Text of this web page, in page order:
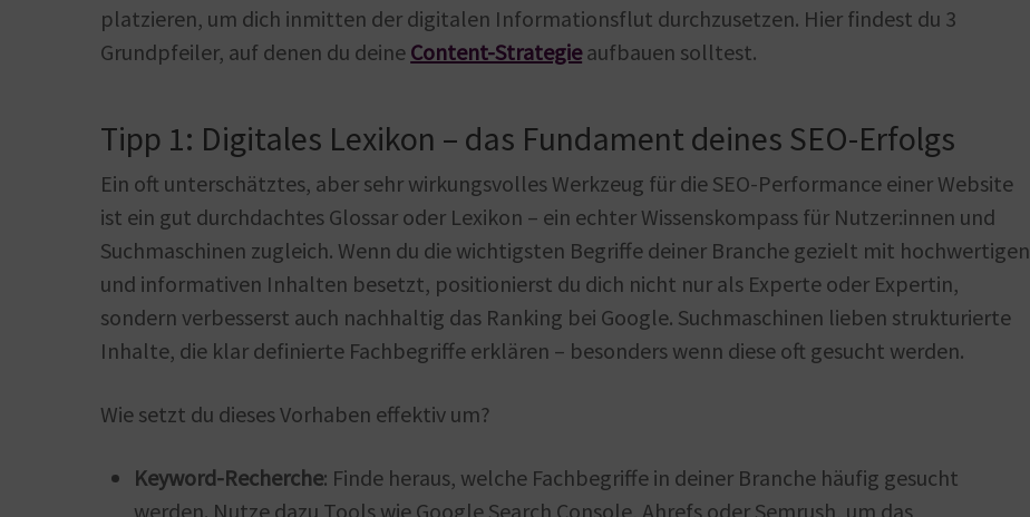
platzieren, um dich inmitten der digitalen Informationsflut durchzusetzen. Hier findest du 3
Grundpfeiler, auf denen du deine Content-Strategieaufbauen solltest.
Tipp 1: Digitales Lexikon – das Fundament deines SEO-Erfolgs
Ein oft unterschätztes, aber sehr wirkungsvolles Werkzeug für die SEO-Performance einer Website
ist ein gut durchdachtes Glossar oder Lexikon – ein echter Wissenskompass für Nutzer:innen und
Suchmaschinen zugleich. Wenn du die wichtigsten Begriffe deiner Branche gezielt mit hochwertigen
und informativen Inhalten besetzt, positionierst du dich nicht nur als Experte oder Expertin,
sondern verbesserst auch nachhaltig das Ranking bei Google. Suchmaschinen lieben strukturierte
Inhalte, die klar definierte Fachbegriffe erklären – besonders wenn diese oft gesucht werden.
Wie setzt du dieses Vorhaben effektiv um?
Keyword-Recherche: Finde heraus, welche Fachbegriffe in deiner Branche häufig gesucht
werden. Nutze dazu Tools wie Google Search Console, Ahrefs oder Semrush, um das